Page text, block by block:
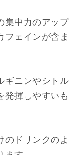
集中力のアップ
フェインが含ま
ギニンやシトル
発揮しやすいも
のドリンクのよ